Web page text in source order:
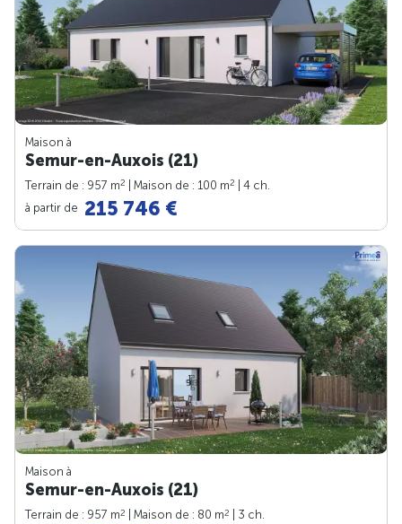
Maison à
Semur-en-Auxois (21)
Terrain de : 957 m2 | Maison de : 100 m2
| 4 ch.
à partir de 215 746 €
Maison à
Semur-en-Auxois (21)
Terrain de : 957 m2 | Maison de : 80 m2
| 3 ch.